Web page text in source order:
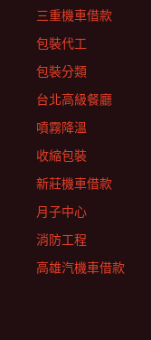
三重機車借款
包裝代工
包裝分類
台北高級餐廳
噴霧降溫
收縮包裝
新莊機車借款
月子中心
消防工程
高雄汽機車借款